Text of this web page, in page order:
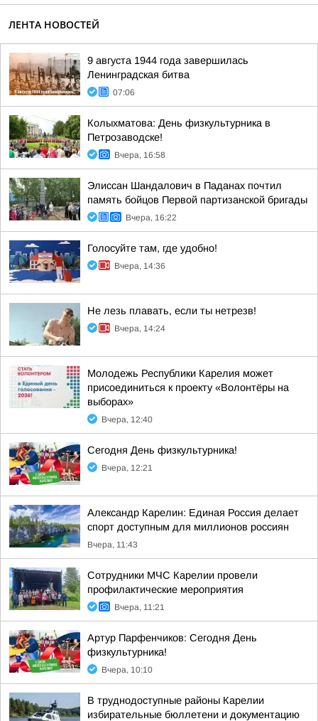
ЛЕНТА НОВОСТЕЙ
9 августа 1944 года завершилась
Ленинградская битва
07:06
Колыхматова: День физкультурника в
Петрозаводске!
Вчера, 16:58
Элиссан Шандалович в Паданах почтил
память бойцов Первой партизанской бригады
Вчера, 16:22
Голосуйте там, где удобно!
Вчера, 14:36
Не лезь плавать, если ты нетрезв!
Вчера, 14:24
Молодежь Республики Карелия может
присоединиться к проекту «Волонтёры на
выборах»
Вчера, 12:40
Сегодня День физкультурника!
Вчера, 12:21
Александр Карелин: Единая Россия делает
спорт доступным для миллионов россиян
Вчера, 11:43
Сотрудники МЧС Карелии провели
профилактические мероприятия
Вчера, 11:21
Артур Парфенчиков: Сегодня День
физкультурника!
Вчера, 10:10
В труднодоступные районы Карелии
избирательные бюллетени и документацию